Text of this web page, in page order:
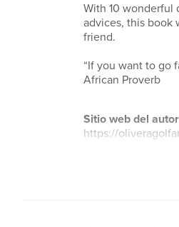
With 10 wonderful
advices, this book
friend.
“If you want to go
African Proverb
Sitio web del autor
https://